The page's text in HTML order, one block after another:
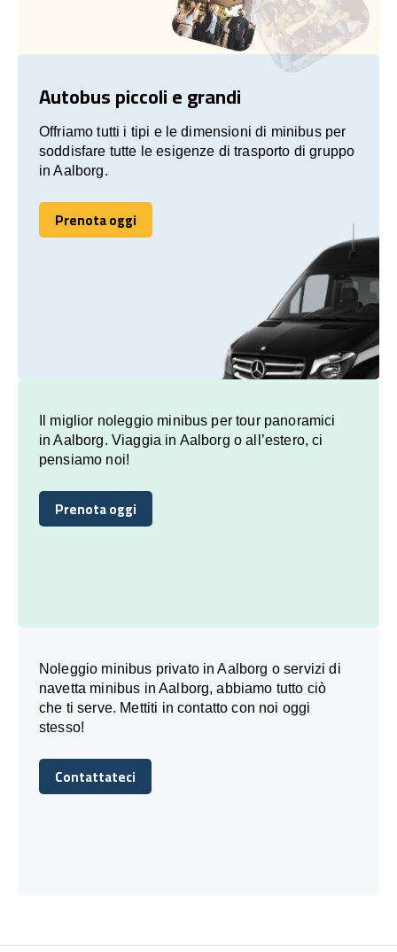
Autobus piccoli e grandi
Offriamo tutti i tipi e le dimensioni di minibus per
soddisfare tutte le esigenze di trasporto di gruppo
in Aalborg.
Prenota oggi
Prenota oggi
Il miglior noleggio minibus per tour panoramici
in Aalborg. Viaggia in Aalborg o all’estero, ci
pensiamo noi!
Prenota oggi
Prenota oggi
Noleggio minibus privato in Aalborg o servizi di
navetta minibus in Aalborg, abbiamo tutto ciò
che ti serve. Mettiti in contatto con noi oggi
stesso!
Contattateci
Contattateci